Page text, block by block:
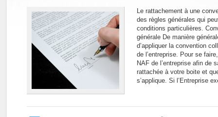
Le rattachement à une
des règles générales qui
conditions particulières.
générale De manière
d’appliquer la convention
de l’entreprise. Pour se
NAF de l’entreprise afin de
rattachée à votre boite et
s’applique. Si l’Entreprise